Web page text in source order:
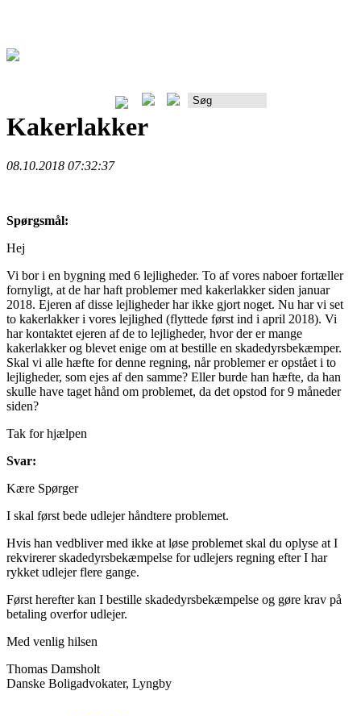
Kakerlakker
08.10.2018 07:32:37
Spørgsmål:
Hej
Vi bor i en bygning med 6 lejligheder. To af vores naboer fortæller
fornyligt, at de har haft problemer med kakerlakker siden januar
2018. Ejeren af disse lejligheder har ikke gjort noget. Nu har vi set
to kakerlakker i vores lejlighed (flyttede først ind i april 2018). Vi
har kontaktet ejeren af de to lejligheder, hvor der er mange
kakerlakker og blevet enige om at bestille en skadedyrsbekæmper.
Skal vi alle hæfte for denne regning, når problemer er opstået i to
lejligheder, som ejes af den samme? Eller burde han hæfte, da han
skulle have taget hånd om problemet, da det opstod for 9 måneder
siden?
Tak for hjælpen
Svar:
Kære Spørger
I skal først bede udlejer håndtere problemet.
Hvis han vedbliver med ikke at løse problemet skal du oplyse at I
rekvirerer skadedyrsbekæmpelse for udlejers regning efter I har
rykket udlejer flere gange.
Først herefter kan I bestille skadedyrsbekæmpelse og gøre krav på
betaling overfor udlejer.
Med venlig hilsen
Thomas Damsholt
Danske Boligadvokater, Lyngby